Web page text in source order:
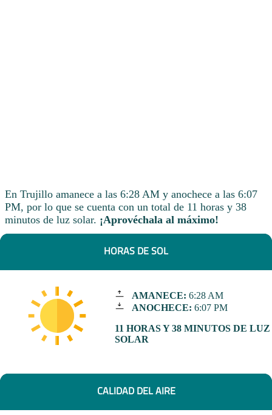
En Trujillo amanece a las 6:28 AM y anochece a las 6:07
PM, por lo que se cuenta con un total de 11 horas y 38
minutos de luz solar. ¡Aprovéchala al máximo!
HORAS DE SOL
AMANECE: 6:28 AM
ANOCHECE: 6:07 PM
11 HORAS Y 38 MINUTOS DE LUZ
SOLAR
CALIDAD DEL AIRE